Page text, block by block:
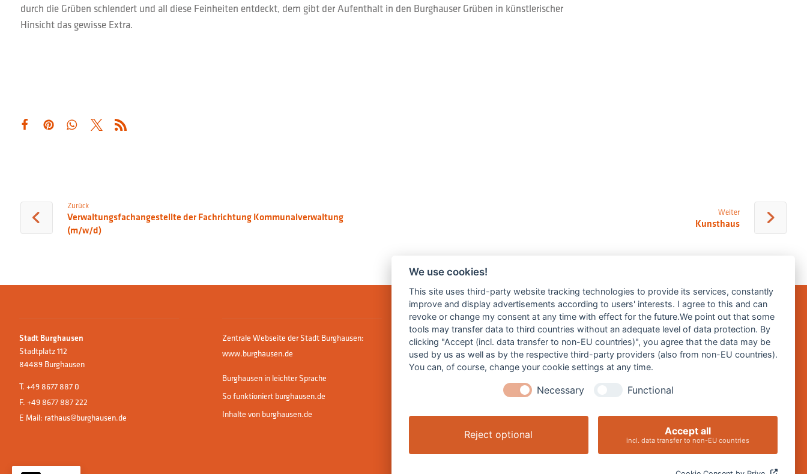
durch die Grüben schlendert und all diese Feinheiten entdeckt, dem gibt der Aufenthalt in den Burghauser Grüben in künstlerischer
Hinsicht das gewisse Extra.
Zurück
Verwaltungsfachangestellte der Fachrichtung Kommunalverwaltung
(m/w/d)
Weiter
Kunsthaus
Stadt Burghausen
Stadtplatz 112
84489 Burghausen
T. +49 8677 887 0
F. +49 8677 887 222
E Mail: rathaus@burghausen.de
Zentrale Webseite der Stadt Burghausen:
www.burghausen.de
Burghausen in leichter Sprache
So funktioniert burghausen.de
Inhalte von burghausen.de
Impressum
Datenschutz
Cookie-Einstellungen ändern
We use cookies!
This site uses third-party website tracking technologies to provide its services, constantly
improve and display advertisements according to users' interests. I agree to this and can
revoke or change my consent at any time with effect for the future.We point out that some
tools may transfer data to third countries without an adequate level of data protection. By
clicking "Accept (incl. data transfer to non-EU countries)", you agree that the data may be
used by us as well as by the respective third-party providers (also from non-EU countries).
You can, of course, change your cookie settings at any time.
Necessary Functional
Reject optional Accept all
incl. data transfer to non-EU countries